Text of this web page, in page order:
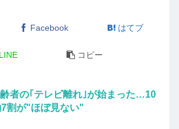
Facebook はてブ
LINE コピー
者の｢テレビ離れ｣が始まった…10
割が"ほぼ見ない"